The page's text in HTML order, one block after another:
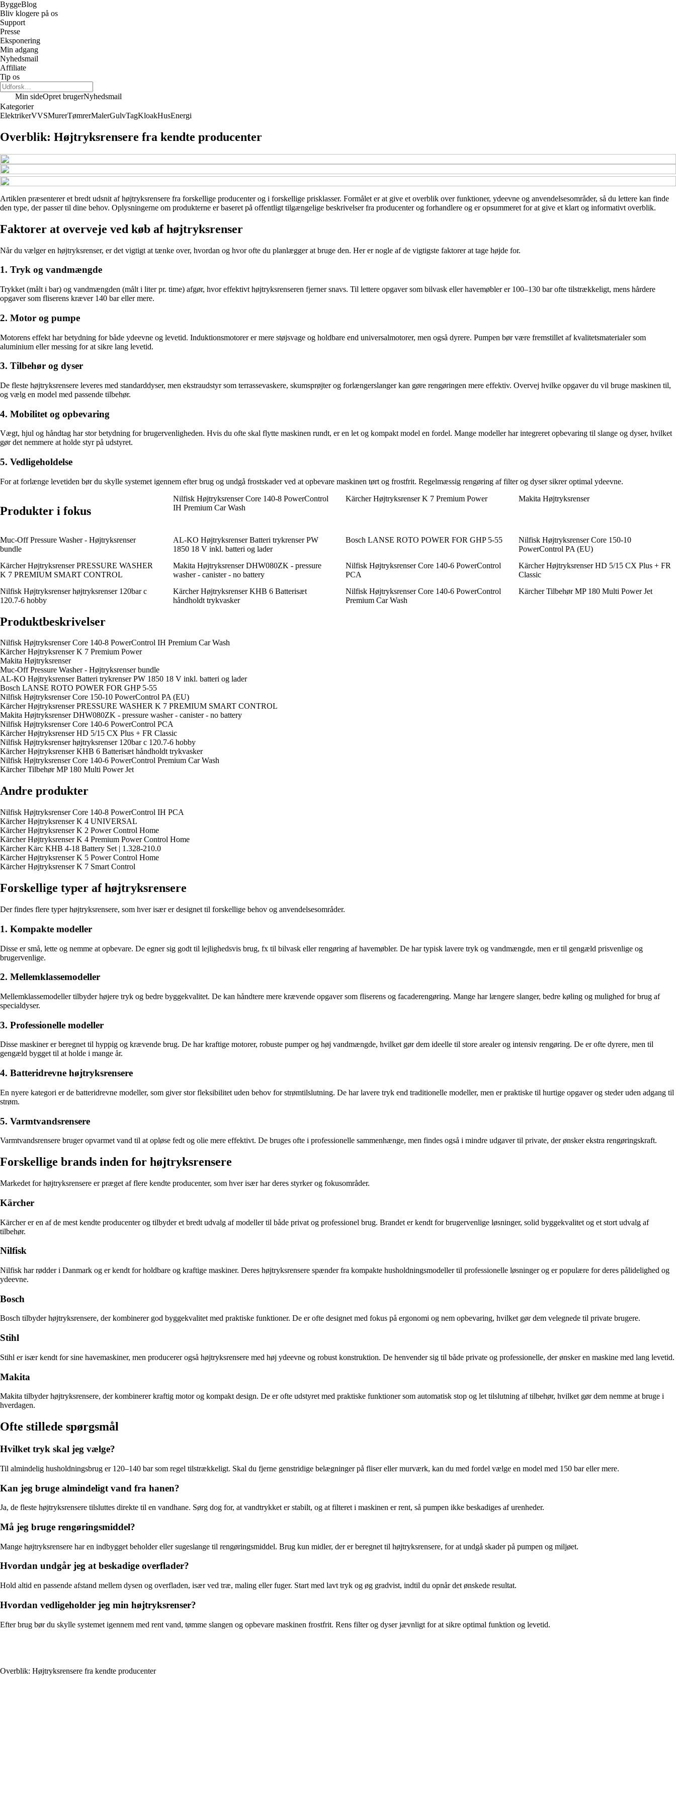
ByggeBlog
Bliv klogere på os
Support
Presse
Eksponering
Min adgang
Nyhedsmail
Affiliate
Tip os
Min sideOpret brugerNyhedsmail
Kategorier
ElektrikerVVSMurerTømrerMalerGulvTagKloakHusEnergi
Overblik: Højtryksrensere fra kendte producenter
Artiklen præsenterer et bredt udsnit af højtryksrensere fra forskellige producenter og i forskellige prisklasser. Formålet er at give et overblik over funktioner, ydeevne og anvendelsesområder, så du lettere kan finde
den type, der passer til dine behov. Oplysningerne om produkterne er baseret på offentligt tilgængelige beskrivelser fra producenter og forhandlere og er opsummeret for at give et klart og informativt overblik.
Faktorer at overveje ved køb af højtryksrenser
Når du vælger en højtryksrenser, er det vigtigt at tænke over, hvordan og hvor ofte du planlægger at bruge den. Her er nogle af de vigtigste faktorer at tage højde for.
1. Tryk og vandmængde
Trykket (målt i bar) og vandmængden (målt i liter pr. time) afgør, hvor effektivt højtryksrenseren fjerner snavs. Til lettere opgaver som bilvask eller havemøbler er 100–130 bar ofte tilstrækkeligt, mens hårdere
opgaver som fliserens kræver 140 bar eller mere.
2. Motor og pumpe
Motorens effekt har betydning for både ydeevne og levetid. Induktionsmotorer er mere støjsvage og holdbare end universalmotorer, men også dyrere. Pumpen bør være fremstillet af kvalitetsmaterialer som
aluminium eller messing for at sikre lang levetid.
3. Tilbehør og dyser
De fleste højtryksrensere leveres med standarddyser, men ekstraudstyr som terrassevaskere, skumsprøjter og forlængerslanger kan gøre rengøringen mere effektiv. Overvej hvilke opgaver du vil bruge maskinen til,
og vælg en model med passende tilbehør.
4. Mobilitet og opbevaring
Vægt, hjul og håndtag har stor betydning for brugervenligheden. Hvis du ofte skal flytte maskinen rundt, er en let og kompakt model en fordel. Mange modeller har integreret opbevaring til slange og dyser, hvilket
gør det nemmere at holde styr på udstyret.
5. Vedligeholdelse
For at forlænge levetiden bør du skylle systemet igennem efter brug og undgå frostskader ved at opbevare maskinen tørt og frostfrit. Regelmæssig rengøring af filter og dyser sikrer optimal ydeevne.
Produkter i fokus
Nilfisk Højtryksrenser Core 140-8 PowerControl
IH Premium Car Wash
Kärcher Højtryksrenser K 7 Premium Power Makita Højtryksrenser
Muc-Off Pressure Washer - Højtryksrenser
bundle
AL-KO Højtryksrenser Batteri trykrenser PW
1850 18 V inkl. batteri og lader
Bosch LANSE ROTO POWER FOR GHP 5-55
Nilfisk Højtryksrenser Core 150-10
PowerControl PA (EU)
Kärcher Højtryksrenser PRESSURE WASHER
K 7 PREMIUM SMART CONTROL
Makita Højtryksrenser DHW080ZK - pressure
washer - canister - no battery
Nilfisk Højtryksrenser Core 140-6 PowerControl
PCA
Kärcher Højtryksrenser HD 5/15 CX Plus + FR
Classic
Nilfisk Højtryksrenser højtryksrenser 120bar c
120.7-6 hobby
Kärcher Højtryksrenser KHB 6 Batterisæt
håndholdt trykvasker
Nilfisk Højtryksrenser Core 140-6 PowerControl
Premium Car Wash
Kärcher Tilbehør MP 180 Multi Power Jet
Produktbeskrivelser
Nilfisk Højtryksrenser Core 140-8 PowerControl IH Premium Car Wash
Kärcher Højtryksrenser K 7 Premium Power
Makita Højtryksrenser
Muc-Off Pressure Washer - Højtryksrenser bundle
AL-KO Højtryksrenser Batteri trykrenser PW 1850 18 V inkl. batteri og lader
Bosch LANSE ROTO POWER FOR GHP 5-55
Nilfisk Højtryksrenser Core 150-10 PowerControl PA (EU)
Kärcher Højtryksrenser PRESSURE WASHER K 7 PREMIUM SMART CONTROL
Makita Højtryksrenser DHW080ZK - pressure washer - canister - no battery
Nilfisk Højtryksrenser Core 140-6 PowerControl PCA
Kärcher Højtryksrenser HD 5/15 CX Plus + FR Classic
Nilfisk Højtryksrenser højtryksrenser 120bar c 120.7-6 hobby
Kärcher Højtryksrenser KHB 6 Batterisæt håndholdt trykvasker
Nilfisk Højtryksrenser Core 140-6 PowerControl Premium Car Wash
Kärcher Tilbehør MP 180 Multi Power Jet
Andre produkter
Nilfisk Højtryksrenser Core 140-8 PowerControl IH PCA
Kärcher Højtryksrenser K 4 UNIVERSAL
Kärcher Højtryksrenser K 2 Power Control Home
Kärcher Højtryksrenser K 4 Premium Power Control Home
Kärcher Kärc KHB 4-18 Battery Set | 1.328-210.0
Kärcher Højtryksrenser K 5 Power Control Home
Kärcher Højtryksrenser K 7 Smart Control
Forskellige typer af højtryksrensere
Der findes flere typer højtryksrensere, som hver især er designet til forskellige behov og anvendelsesområder.
1. Kompakte modeller
Disse er små, lette og nemme at opbevare. De egner sig godt til lejlighedsvis brug, fx til bilvask eller rengøring af havemøbler. De har typisk lavere tryk og vandmængde, men er til gengæld prisvenlige og
brugervenlige.
2. Mellemklassemodeller
Mellemklassemodeller tilbyder højere tryk og bedre byggekvalitet. De kan håndtere mere krævende opgaver som fliserens og facaderengøring. Mange har længere slanger, bedre køling og mulighed for brug af
specialdyser.
3. Professionelle modeller
Disse maskiner er beregnet til hyppig og krævende brug. De har kraftige motorer, robuste pumper og høj vandmængde, hvilket gør dem ideelle til store arealer og intensiv rengøring. De er ofte dyrere, men til
gengæld bygget til at holde i mange år.
4. Batteridrevne højtryksrensere
En nyere kategori er de batteridrevne modeller, som giver stor fleksibilitet uden behov for strømtilslutning. De har lavere tryk end traditionelle modeller, men er praktiske til hurtige opgaver og steder uden adgang til
strøm.
5. Varmtvandsrensere
Varmtvandsrensere bruger opvarmet vand til at opløse fedt og olie mere effektivt. De bruges ofte i professionelle sammenhænge, men findes også i mindre udgaver til private, der ønsker ekstra rengøringskraft.
Forskellige brands inden for højtryksrensere
Markedet for højtryksrensere er præget af flere kendte producenter, som hver især har deres styrker og fokusområder.
Kärcher
Kärcher er en af de mest kendte producenter og tilbyder et bredt udvalg af modeller til både privat og professionel brug. Brandet er kendt for brugervenlige løsninger, solid byggekvalitet og et stort udvalg af
tilbehør.
Nilfisk
Nilfisk har rødder i Danmark og er kendt for holdbare og kraftige maskiner. Deres højtryksrensere spænder fra kompakte husholdningsmodeller til professionelle løsninger og er populære for deres pålidelighed og
ydeevne.
Bosch
Bosch tilbyder højtryksrensere, der kombinerer god byggekvalitet med praktiske funktioner. De er ofte designet med fokus på ergonomi og nem opbevaring, hvilket gør dem velegnede til private brugere.
Stihl
Stihl er især kendt for sine havemaskiner, men producerer også højtryksrensere med høj ydeevne og robust konstruktion. De henvender sig til både private og professionelle, der ønsker en maskine med lang levetid.
Makita
Makita tilbyder højtryksrensere, der kombinerer kraftig motor og kompakt design. De er ofte udstyret med praktiske funktioner som automatisk stop og let tilslutning af tilbehør, hvilket gør dem nemme at bruge i
hverdagen.
Ofte stillede spørgsmål
Hvilket tryk skal jeg vælge?
Til almindelig husholdningsbrug er 120–140 bar som regel tilstrækkeligt. Skal du fjerne genstridige belægninger på fliser eller murværk, kan du med fordel vælge en model med 150 bar eller mere.
Kan jeg bruge almindeligt vand fra hanen?
Ja, de fleste højtryksrensere tilsluttes direkte til en vandhane. Sørg dog for, at vandtrykket er stabilt, og at filteret i maskinen er rent, så pumpen ikke beskadiges af urenheder.
Må jeg bruge rengøringsmiddel?
Mange højtryksrensere har en indbygget beholder eller sugeslange til rengøringsmiddel. Brug kun midler, der er beregnet til højtryksrensere, for at undgå skader på pumpen og miljøet.
Hvordan undgår jeg at beskadige overflader?
Hold altid en passende afstand mellem dysen og overfladen, især ved træ, maling eller fuger. Start med lavt tryk og øg gradvist, indtil du opnår det ønskede resultat.
Hvordan vedligeholder jeg min højtryksrenser?
Efter brug bør du skylle systemet igennem med rent vand, tømme slangen og opbevare maskinen frostfrit. Rens filter og dyser jævnligt for at sikre optimal funktion og levetid.
Overblik: Højtryksrensere fra kendte producenter